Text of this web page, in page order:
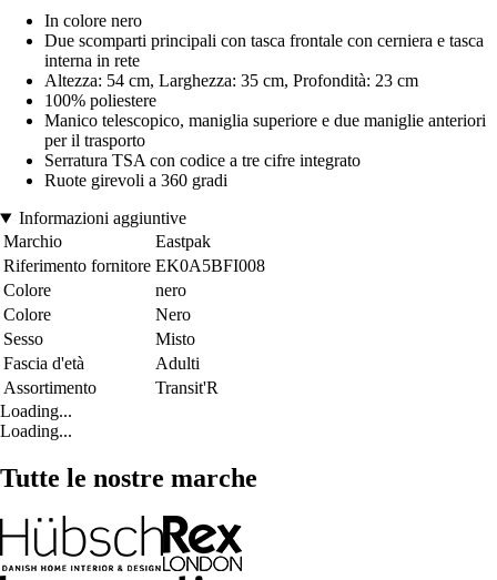
In colore nero
Due scomparti principali con tasca frontale con cerniera e tasca
interna in rete
Altezza: 54 cm, Larghezza: 35 cm, Profondità: 23 cm
100% poliestere
Manico telescopico, maniglia superiore e due maniglie anteriori
per il trasporto
Serratura TSA con codice a tre cifre integrato
Ruote girevoli a 360 gradi
Informazioni aggiuntive
Marchio
Eastpak
Riferimento fornitore EK0A5BFI008
Colore
nero
Colore
Nero
Sesso
Misto
Fascia d'età
Adulti
Assortimento
Transit'R
Loading...
Loading...
Tutte le nostre marche